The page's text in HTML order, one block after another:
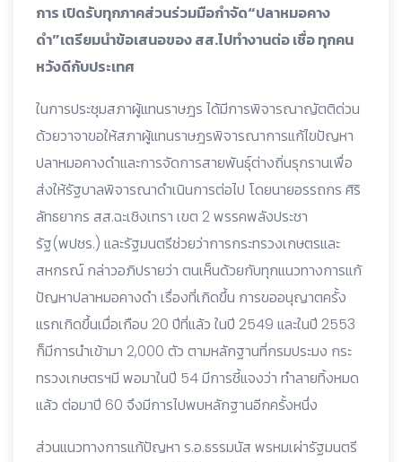
การ เปิดรับทุกภาคส่วนร่วมมือกำจัด“ปลาหมอคาง
ดำ”เตรียมนำข้อเสนอของ สส.ไปทำงานต่อ เชื่อ ทุกคน
หวังดีกับประเทศ
ในการประชุมสภาผู้แทนราษฎร ได้มีการพิจารณาญัตติด่วน
ด้วยวาจาขอให้สภาผู้แทนราษฎรพิจารณาการแก้ไขปัญหา
ปลาหมอคางดำและการจัดการสายพันธุ์ต่างถิ่นรุกรานเพื่อ
ส่งให้รัฐบาลพิจารณาดำเนินการต่อไป โดยนายอรรถกร ศิริ
ลัทธยากร สส.ฉะเชิงเทรา เขต 2 พรรคพลังประชา
รัฐ(พปชร.) และรัฐมนตรีช่วยว่าการกระทรวงเกษตรและ
สหกรณ์ กล่าวอภิปรายว่า ตนเห็นด้วยกับทุกแนวทางการแก้
ปัญหาปลาหมอคางดำ เรื่องที่เกิดขึ้น การขออนุญาตครั้ง
แรกเกิดขึ้นเมื่อเกือบ 20 ปีที่แล้ว ในปี 2549 และในปี 2553
ก็มีการนำเข้ามา 2,000 ตัว ตามหลักฐานที่กรมประมง กระ
ทรวงเกษตรฯมี พอมาในปี 54 มีการชี้แจงว่า ทำลายทิ้งหมด
แล้ว ต่อมาปี 60 จึงมีการไปพบหลักฐานอีกครั้งหนึ่ง
ส่วนแนวทางการแก้ปัญหา ร.อ.ธรรมนัส พรหมเผ่ารัฐมนตรี